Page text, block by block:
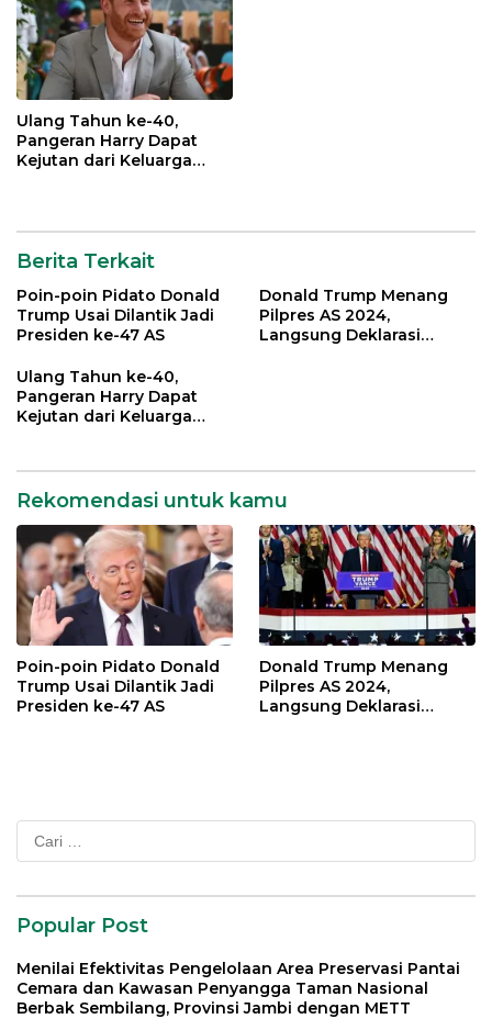
Ulang Tahun ke-40,
Pangeran Harry Dapat
Kejutan dari Keluarga
Berita Terkait
Poin-poin Pidato Donald
Trump Usai Dilantik Jadi
Presiden ke-47 AS
Donald Trump Menang
Pilpres AS 2024,
Langsung Deklarasi
Ulang Tahun ke-40,
Pangeran Harry Dapat
Kejutan dari Keluarga
Rekomendasi untuk kamu
Poin-poin Pidato Donald
Trump Usai Dilantik Jadi
Presiden ke-47 AS
Donald Trump Menang
Pilpres AS 2024,
Langsung Deklarasi
Cari
untuk:
Popular Post
Menilai Efektivitas Pengelolaan Area Preservasi Pantai
Cemara dan Kawasan Penyangga Taman Nasional
Berbak Sembilang, Provinsi Jambi dengan METT